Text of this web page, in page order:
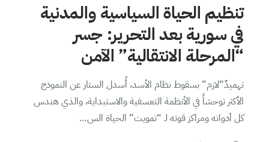
تنظيم الحياة السياسية والمدنية
في سورية بعد التحرير: جسر
“المرحلة الانتقالية” الآمن
تهميدٌ”لازم” بسقوط نظام الأسد، أُسدل الستار عن النموذج
الأكثر توحشاً في الأنظمة التعسفية والاستبداية، والذي هندس
كل أدواته ومراكز قوته لـ “تمويت” الحياة الس…